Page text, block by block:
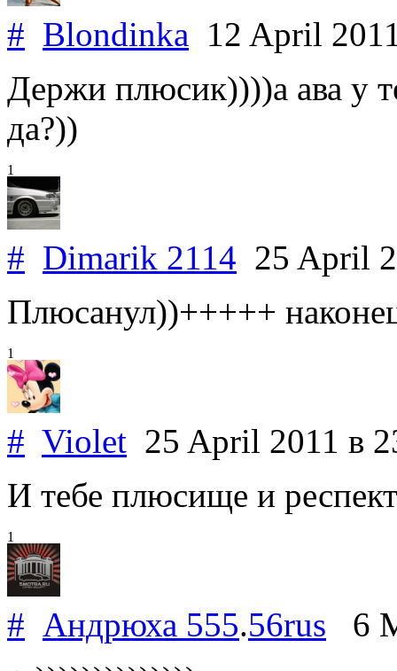
# Blondinka 12 April
Держи плюсик))))а ава у
да?))
1
# Dimarik 2114 25 April
Плюсанул))+++++
1
# Violet 25 April 2011 в
И тебе плюсище и
1
# Андрюха 555.56rus 6